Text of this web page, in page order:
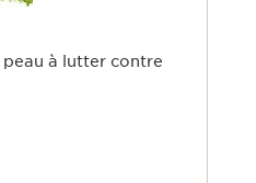
peau à lutter contre